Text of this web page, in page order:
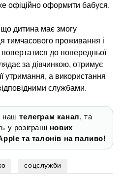
офіційно оформити бабуся.
дитина має змогу
тимчасового проживання і
до попередньої
за дівчинкою, отримує
утримання, а використання
службами.
наштелеграм канал, та
у розіграші нових
та талонів на паливо!
соцслужби